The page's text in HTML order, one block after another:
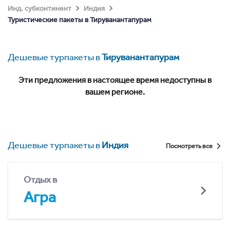
Инд. субконтинент
Индия
Туристические пакеты в Тируванантапурам
Дешевые турпакеты вТируванантапурам
Эти предложения в настоящее время недоступны в
вашем регионе.
Дешевые турпакеты вИндия Посмотреть все
Отдых в
Агра